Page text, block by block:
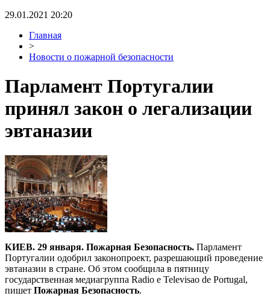
29.01.2021 20:20
Главная
>
Новости о пожарной безопасности
Парламент Португалии
принял закон о легализации
эвтаназии
КИЕВ. 29 января. Пожарная Безопасность. Парламент
Португалии одобрил законопроект, разрешающий проведение
эвтаназии в стране. Об этом сообщила в пятницу
государственная медиагруппа Radio e Televisao de Portugal,
пишет Пожарная Безопасность.